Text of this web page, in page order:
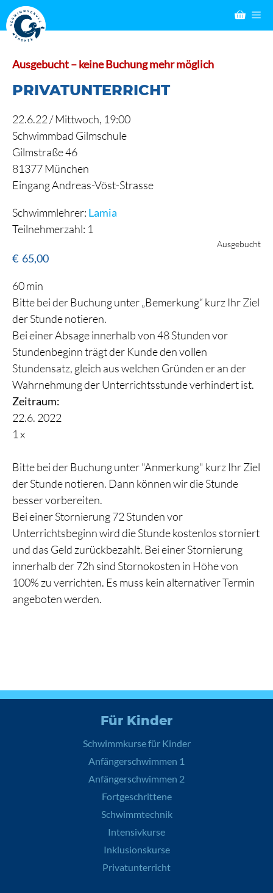
Zum
Inhalt
springen
Ausgebucht – keine Buchung mehr möglich
PRIVATUNTERRICHT
22.6.22 /Mittwoch, 19:00
Schwimmbad Gilmschule
Gilmstraße 46
81377 München
Eingang Andreas-Vöst-Strasse
Schwimmlehrer: Lamia
Teilnehmerzahl: 1
Ausgebucht
€ 65,00
60 min
Bitte bei der Buchung unter „Bemerkung“ kurz Ihr Ziel
der Stunde notieren.
Bei einer Absage innerhalb von 48 Stunden vor
Stundenbeginn trägt der Kunde den vollen
Stundensatz, gleich aus welchen Gründen er an der
Wahrnehmung der Unterrichtsstunde verhindert ist.
Zeitraum:
22.6. 2022
1 x
Bitte bei der Buchung unter "Anmerkung" kurz Ihr Ziel
der Stunde notieren. Dann können wir die Stunde
besser vorbereiten.
Bei einer Stornierung 72 Stunden vor
Unterrichtsbeginn wird die Stunde kostenlos storniert
und das Geld zurückbezahlt. Bei einer Stornierung
innerhalb der 72h sind Stornokosten in Höhe von
100% zu verrichten. Es muss kein alternativer Termin
angeboten werden.
Für Kinder
Schwimmkurse für Kinder
Anfängerschwimmen 1
Anfängerschwimmen 2
Fortgeschrittene
Schwimmtechnik
Intensivkurse
Inklusionskurse
Privatunterricht